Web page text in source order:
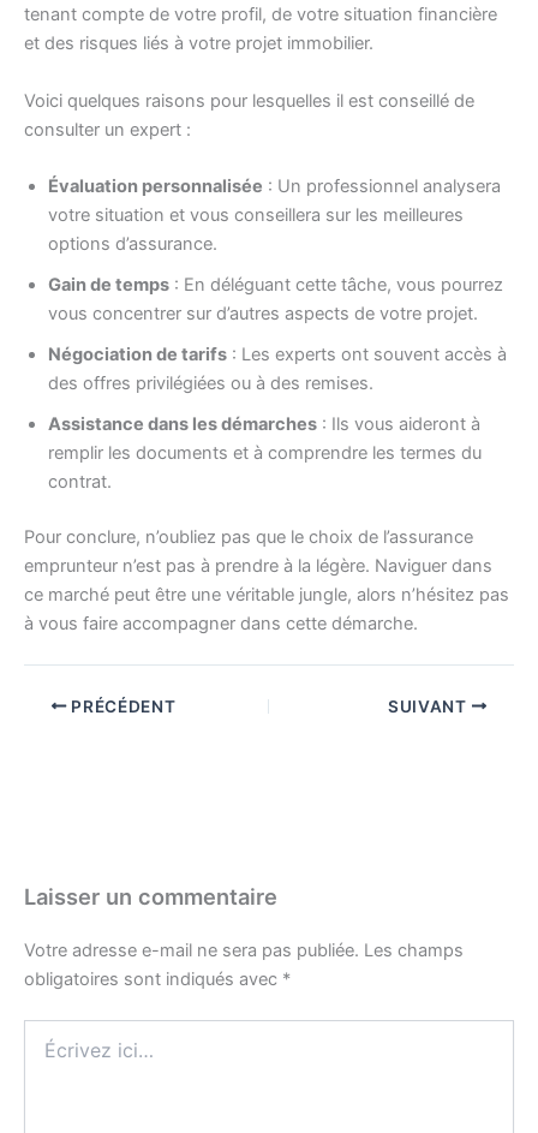
tenant compte de votre profil, de votre situation financière
et des risques liés à votre projet immobilier.
Voici quelques raisons pour lesquelles il est conseillé de
consulter un expert :
Évaluation personnalisée : Un professionnel analysera
votre situation et vous conseillera sur les meilleures
options d’assurance.
Gain de temps : En déléguant cette tâche, vous pourrez
vous concentrer sur d’autres aspects de votre projet.
Négociation de tarifs : Les experts ont souvent accès à
des offres privilégiées ou à des remises.
Assistance dans les démarches : Ils vous aideront à
remplir les documents et à comprendre les termes du
contrat.
Pour conclure, n’oubliez pas que le choix de l’assurance
emprunteur n’est pas à prendre à la légère. Naviguer dans
ce marché peut être une véritable jungle, alors n’hésitez pas
à vous faire accompagner dans cette démarche.
PRÉCÉDENT SUIVANT
Laisser un commentaire
Votre adresse e-mail ne sera pas publiée. Les champs
obligatoires sont indiqués avec *
ici…